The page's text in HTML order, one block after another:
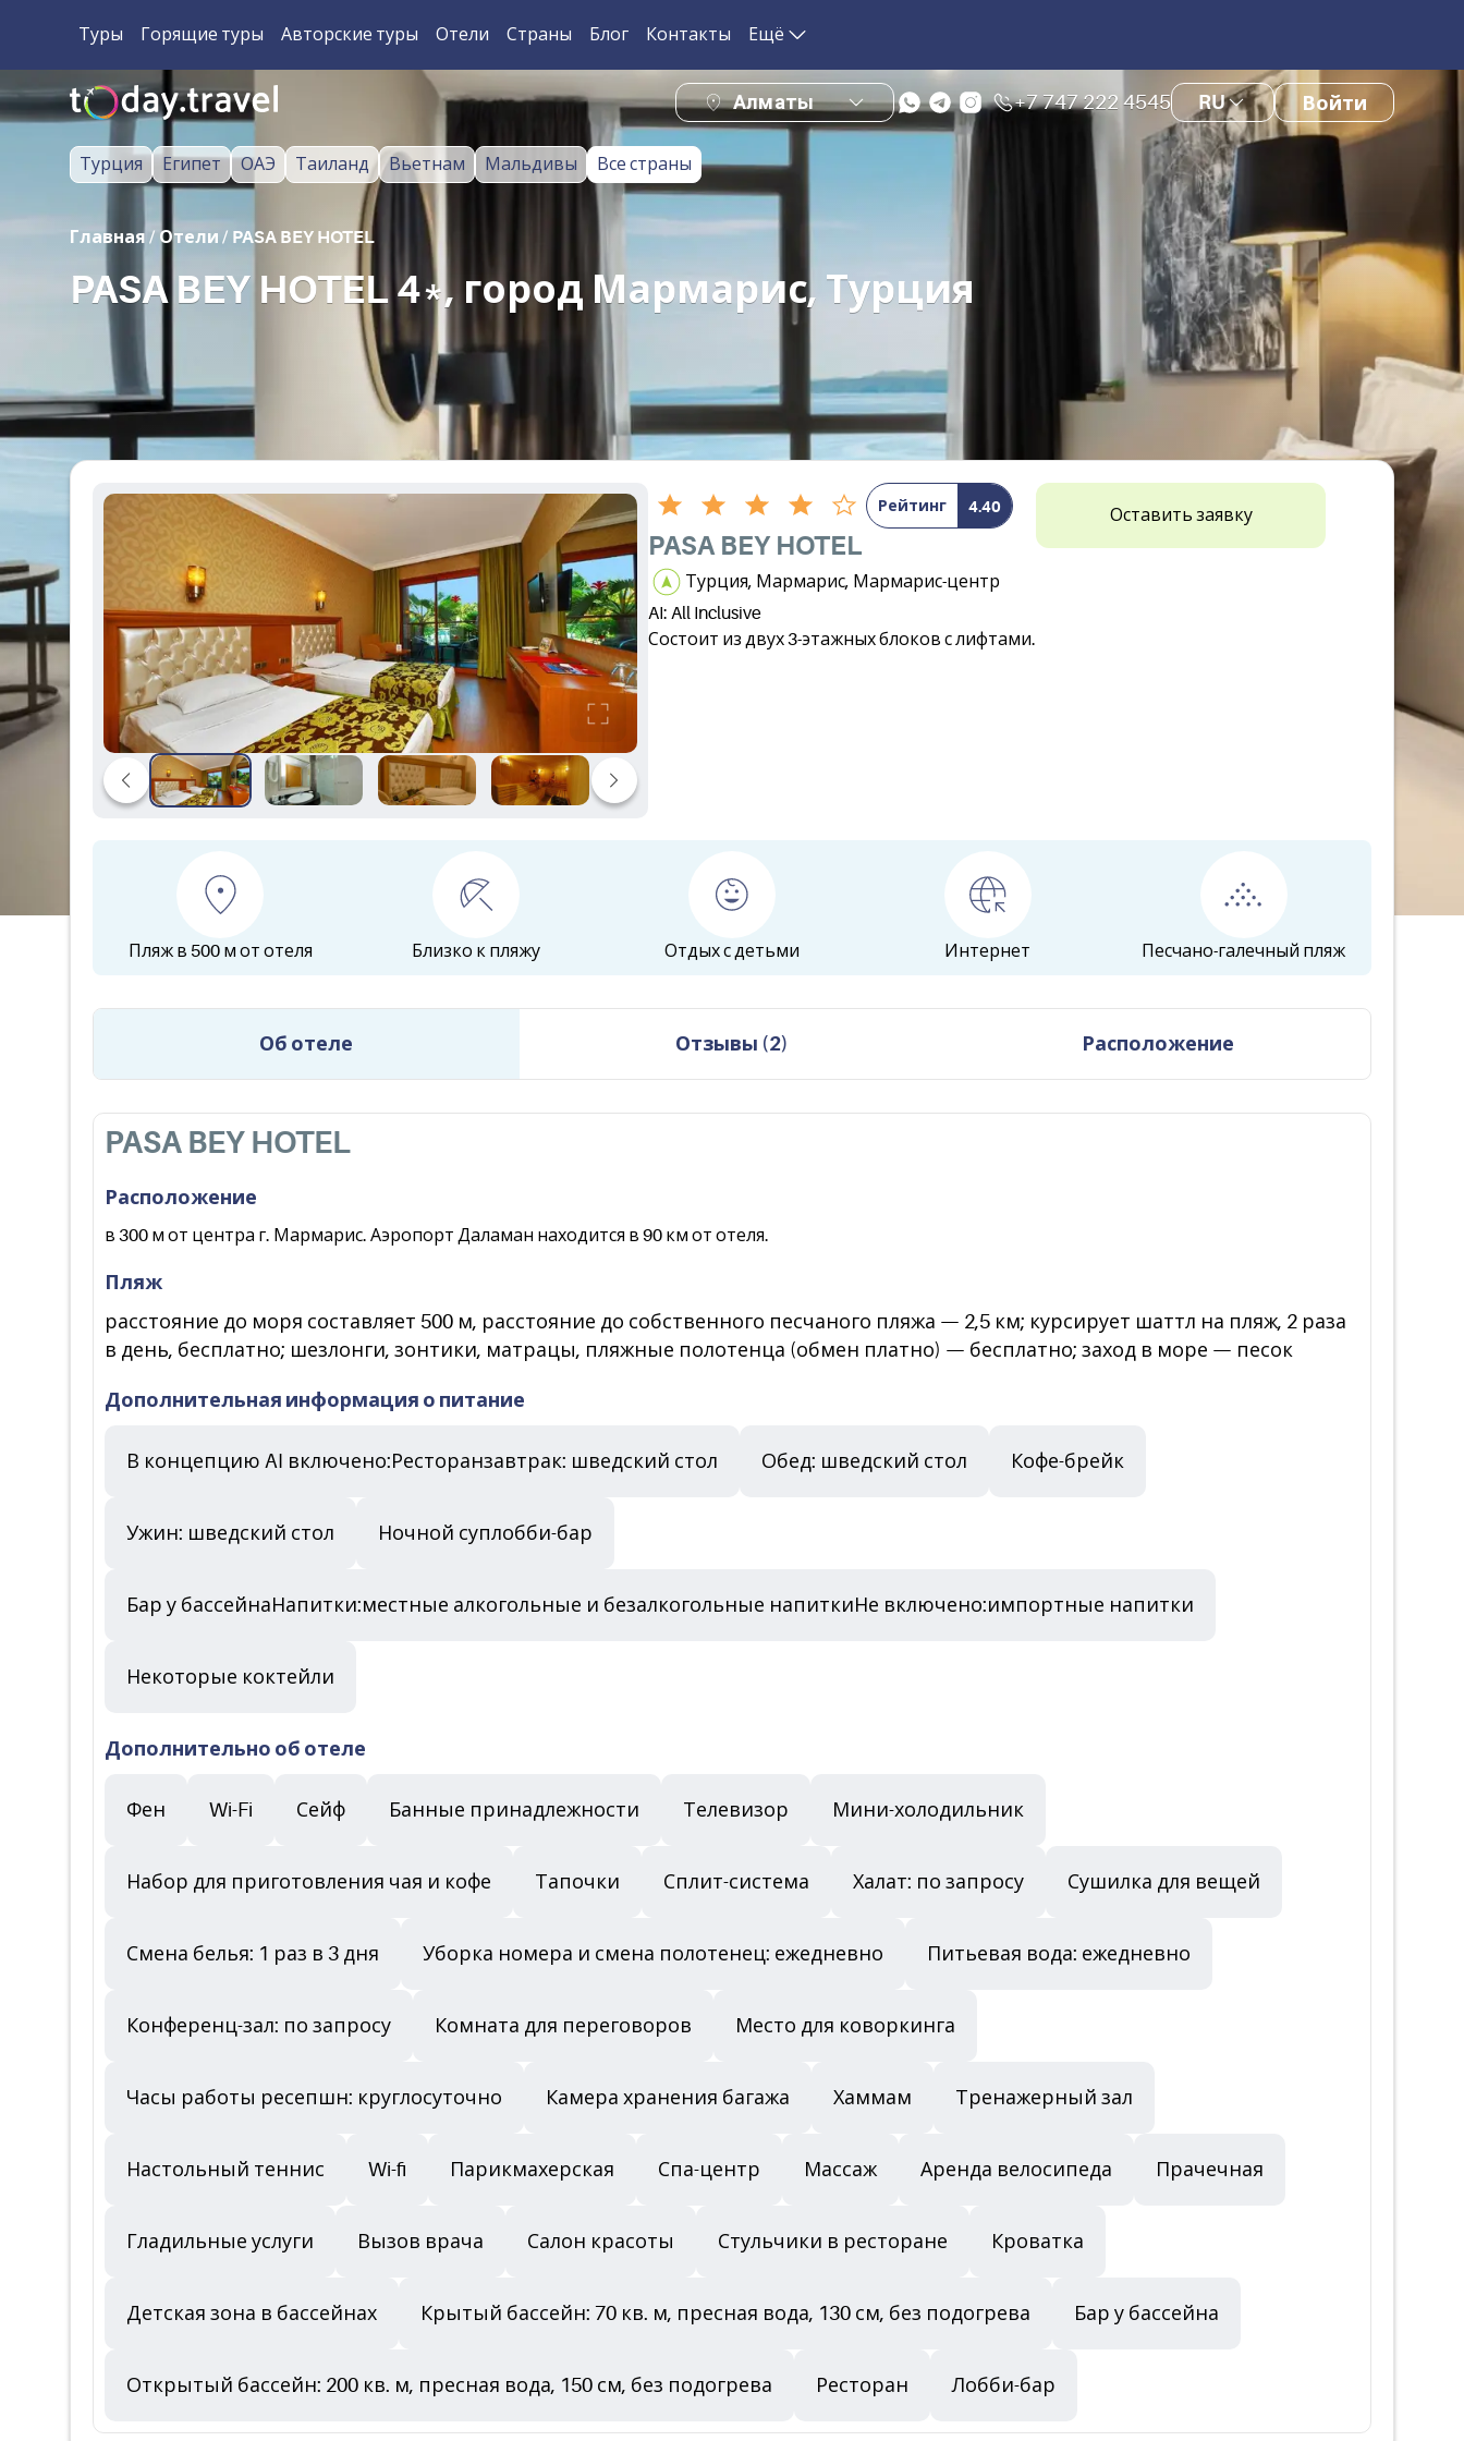
Туры Горящие туры Авторские туры Отели Страны Блог Контакты Ещё
Алматы +7 747 222 4545 RU Войти
Турция Египет ОАЭ Таиланд Вьетнам Мальдивы Все страны
Главная / Отели / PASA BEY HOTEL
PASA BEY HOTEL 4*, город Мармарис, Турция
Рейтинг 4.40
PASA BEY HOTEL
Турция, Мармарис, Мармарис-центр
AI: All Inclusive
Состоит из двух 3-этажных блоков с лифтами.
Оставить заявку
Пляж в 500 м от отеля Близко к пляжу Отдых с детьми Интернет Песчано-галечный пляж
Об отеле Отзывы (2) Расположение
PASA BEY HOTEL
Расположение
в 300 м от центра г. Мармарис. Аэропорт Даламан находится в 90 км от отеля.
Пляж
расстояние до моря составляет 500 м, расстояние до собственного песчаного пляжа — 2,5 км; курсирует шаттл на пляж, 2 раза
в день, бесплатно; шезлонги, зонтики, матрацы, пляжные полотенца (обмен платно) — бесплатно; заход в море — песок
Дополнительная информация о питание
В концепцию AI включено:Ресторанзавтрак: шведский стол Обед: шведский стол Кофе-брейк
Ужин: шведский стол Ночной суплобби-бар
Бар у бассейнаНапитки:местные алкогольные и безалкогольные напиткиНе включено:импортные напитки
Некоторые коктейли
Дополнительно об отеле
Фен Wi-Fi Сейф Банные принадлежности Телевизор Мини-холодильник
Набор для приготовления чая и кофе Тапочки Сплит-система Халат: по запросу Сушилка для вещей
Смена белья: 1 раз в 3 дня Уборка номера и смена полотенец: ежедневно Питьевая вода: ежедневно
Конференц-зал: по запросу Комната для переговоров Место для коворкинга
Часы работы ресепшн: круглосуточно Камера хранения багажа Хаммам Тренажерный зал
Настольный теннис Wi-fi Парикмахерская Спа-центр Массаж Аренда велосипеда Прачечная
Гладильные услуги Вызов врача Салон красоты Стульчики в ресторане Кроватка
Детская зона в бассейнах Крытый бассейн: 70 кв. м, пресная вода, 130 см, без подогрева Бар у бассейна
Открытый бассейн: 200 кв. м, пресная вода, 150 см, без подогрева Ресторан Лобби-бар